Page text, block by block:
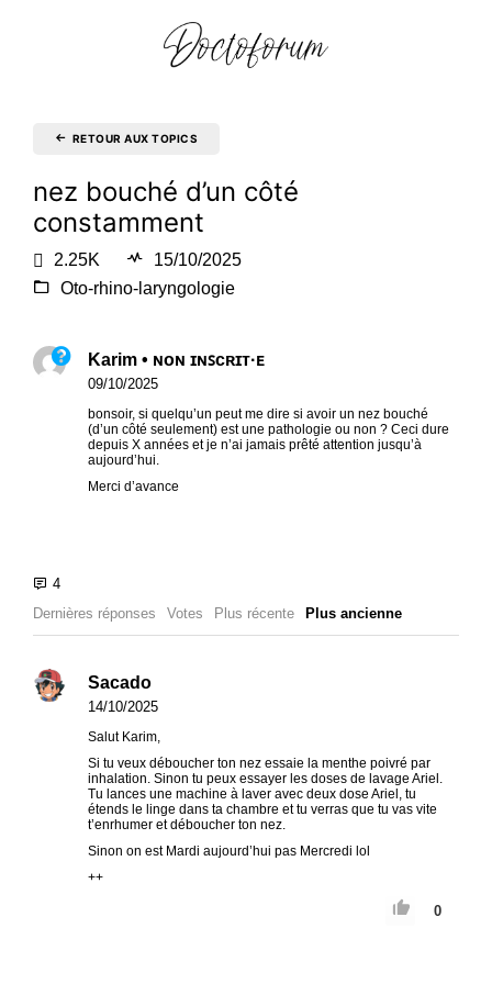
RETOUR AUX TOPICS
nez bouché d’un côté
constamment
2.25K
15/10/2025
Oto-rhino-laryngologie
Karim • ɴᴏɴ ɪɴꜱᴄʀɪᴛ·ᴇ
09/10/2025
bonsoir, si quelqu’un peut me dire si avoir un nez bouché
(d’un côté seulement) est une pathologie ou non ? Ceci dure
depuis X années et je n’ai jamais prêté attention jusqu’à
aujourd’hui.
Merci d’avance
Dernières réponses Votes Plus récente Plus ancienne
Sacado
14/10/2025
Salut Karim,
Si tu veux déboucher ton nez essaie la menthe poivré par
inhalation. Sinon tu peux essayer les doses de lavage Ariel.
Tu lances une machine à laver avec deux dose Ariel, tu
étends le linge dans ta chambre et tu verras que tu vas vite
t’enrhumer et déboucher ton nez.
Sinon on est Mardi aujourd’hui pas Mercredi lol
++
0